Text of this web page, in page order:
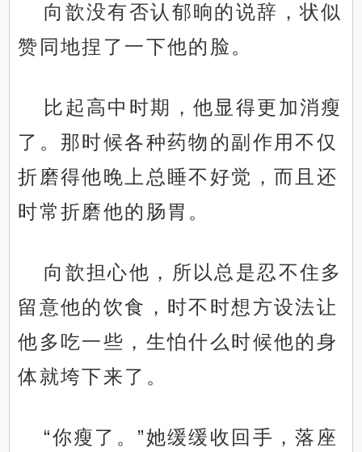
向歆没有否认郁晌的说辞，状似
赞同地捏了一下他的脸。
比起高中时期，他显得更加消瘦
了。那时候各种药物的副作用不仅
折磨得他晚上总睡不好觉，而且还
时常折磨他的肠胃。
向歆担心他，所以总是忍不住多
留意他的饮食，时不时想方设法让
他多吃一些，生怕什么时候他的身
体就垮下来了。
“你瘦了。”她缓缓收回手，落座